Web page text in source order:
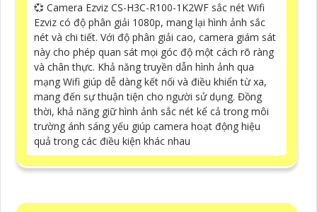
💞 Camera Ezviz CS-H3C-R100-1K2WF sắc nét Wifi
Ezviz có độ phân giải 1080p, mang lại hình ảnh sắc
nét và chi tiết. Với độ phân giải cao, camera giám sát
này cho phép quan sát mọi góc độ một cách rõ ràng
và chân thực. Khả năng truyền dẫn hình ảnh qua
mạng Wifi giúp dễ dàng kết nối và điều khiển từ xa,
mang đến sự thuận tiện cho người sử dụng. Đồng
thời, khả năng giữ hình ảnh sắc nét kể cả trong môi
trường ánh sáng yếu giúp camera hoạt động hiệu
quả trong các điều kiện khác nhau